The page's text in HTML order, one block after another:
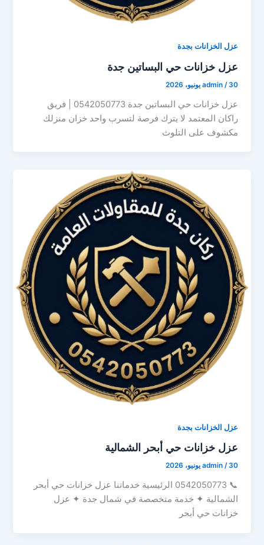
عزل الخزانات بجدة
عزل خزانات حي البساتين جدة
admin /30 يونيو، 2026
عزل خزانات حي البساتين جدة 0542050773 | فريق
راكان المعتمد لا يترك فرصة لتسرب واحد خزان منزلك
مكشوف على التلوث
عزل الخزانات بجدة
عزل خزانات حي أبحر الشمالية
admin /30 يونيو، 2026
📞 0542050773 الرئيسية خدماتنا عزل خزانات حي أبحر
الشمالية ✦ خدمة متخصصة في شمال جدة ✦ عزل
خزانات حي أبحر